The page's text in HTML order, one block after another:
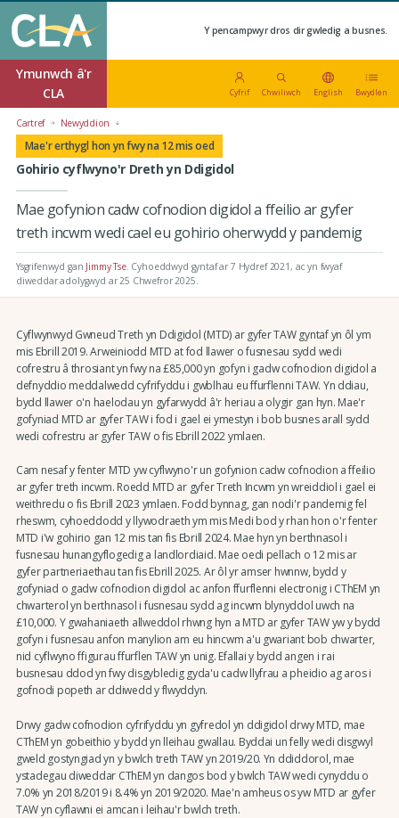
Y pencampwyr dros dir gwledig a busnes.
Ymunwch â'r
CLA
Cyfrif Chwiliwch English Bwydlen
Cartref Newyddion
Mae'r erthygl hon yn fwy na 12 mis oed
Gohirio cyflwyno'r Dreth yn Ddigidol
Mae gofynion cadw cofnodion digidol a ffeilio ar gyfer
treth incwm wedi cael eu gohirio oherwydd y pandemig
Ysgrifenwyd gan Jimmy Tse. Cyhoeddwyd gyntaf ar 7 Hydref 2021, ac yn fwyaf
diweddar adolygwyd ar 25 Chwefror 2025.
Cyflwynwyd Gwneud Treth yn Ddigidol (MTD) ar gyfer TAW gyntaf yn ôl ym
mis Ebrill 2019. Arweiniodd MTD at fod llawer o fusnesau sydd wedi
cofrestru â throsiant yn fwy na £85,000 yn gofyn i gadw cofnodion digidol a
defnyddio meddalwedd cyfrifyddu i gwblhau eu ffurflenni TAW. Yn ddiau,
bydd llawer o'n haelodau yn gyfarwydd â'r heriau a olygir gan hyn. Mae'r
gofyniad MTD ar gyfer TAW i fod i gael ei ymestyn i bob busnes arall sydd
wedi cofrestru ar gyfer TAW o fis Ebrill 2022 ymlaen.
Cam nesaf y fenter MTD yw cyflwyno'r un gofynion cadw cofnodion a ffeilio
ar gyfer treth incwm. Roedd MTD ar gyfer Treth Incwm yn wreiddiol i gael ei
weithredu o fis Ebrill 2023 ymlaen. Fodd bynnag, gan nodi'r pandemig fel
rheswm, cyhoeddodd y llywodraeth ym mis Medi bod y rhan hon o'r fenter
MTD i'w gohirio gan 12 mis tan fis Ebrill 2024. Mae hyn yn berthnasol i
fusnesau hunangyflogedig a landlordiaid. Mae oedi pellach o 12 mis ar
gyfer partneriaethau tan fis Ebrill 2025. Ar ôl yr amser hwnnw, bydd y
gofyniad o gadw cofnodion digidol ac anfon ffurflenni electronig i CThEM yn
chwarterol yn berthnasol i fusnesau sydd ag incwm blynyddol uwch na
£10,000. Y gwahaniaeth allweddol rhwng hyn a MTD ar gyfer TAW yw y bydd
gofyn i fusnesau anfon manylion am eu hincwm a'u gwariant bob chwarter,
nid cyflwyno ffigurau ffurflen TAW yn unig. Efallai y bydd angen i rai
busnesau ddod yn fwy disgybledig gyda'u cadw llyfrau a pheidio ag aros i
gofnodi popeth ar ddiwedd y flwyddyn.
Drwy gadw cofnodion cyfrifyddu yn gyfredol yn ddigidol drwy MTD, mae
CThEM yn gobeithio y bydd yn lleihau gwallau. Byddai un felly wedi disgwyl
gweld gostyngiad yn y bwlch treth TAW yn 2019/20. Yn ddiddorol, mae
ystadegau diweddar CThEM yn dangos bod y bwlch TAW wedi cynyddu o
7.0% yn 2018/2019 i 8.4% yn 2019/2020. Mae'n amheus os yw MTD ar gyfer
TAW yn cyflawni ei amcan i leihau'r bwlch treth.